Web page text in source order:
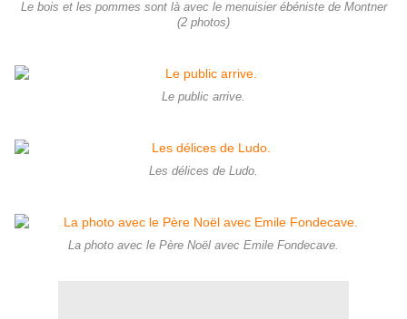
Le bois et les pommes sont là avec le menuisier ébéniste de Montner
(2 photos)
Le public arrive.
Les délices de Ludo.
La photo avec le Père Noël avec Emile Fondecave.